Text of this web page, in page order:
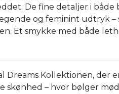
De fine detaljer i både
og feminint udtryk –
Et smykke med både
Dreams Kollektionen, der
skønhed – hvor bølger